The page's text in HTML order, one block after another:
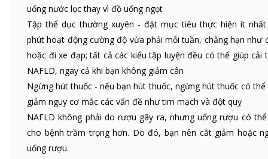
uống nước lọc thay vì đồ uống ngọt
Tập thể dục thường xuyên - đặt mục tiêu thực hiện ít nhất
phút hoạt động cường độ vừa phải mỗi tuần, chẳng hạn như
hoặc đi xe đạp; tất cả các kiểu tập luyện đều có thể giúp cải
NAFLD, ngay cả khi bạn không giảm cân
Ngừng hút thuốc - nếu bạn hút thuốc, ngừng hút thuốc có thể
giảm nguy cơ mắc các vấn đề như tim mạch và đột quỵ
NAFLD không phải do rượu gây ra, nhưng uống rượu có
cho bệnh trầm trọng hơn. Do đó, bạn nên cắt giảm hoặc
uống rượu.